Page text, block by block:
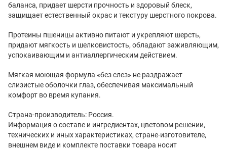
баланса, придает шерсти прочность и здоровый блеск,
защищает естественный окрас и текстуру шерстного покрова.
Протеины пшеницы активно питают и укрепляют шерсть,
придают мягкость и шелковистость, обладают заживляющим,
успокаивающим и антиаллергическим действием.
Мягкая моющая формула «без слез» не раздражает
слизистые оболочки глаз, обеспечивая максимальный
комфорт во время купания.
Страна-производитель: Россия.
Информация о составе и ингредиентах, цветовом решении,
технических и иных характеристиках, стране-изготовителе,
внешнем виде и комплекте поставки товара носит